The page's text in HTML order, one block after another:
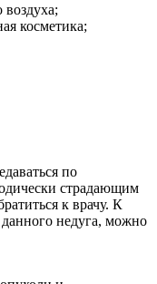
косметика;
по
страдающим
к врачу. К
недуга, можно